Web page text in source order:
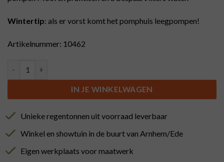
Wintertip: als er vorst komt het pomphuis leegpompen!
Artikelnummer: 10462
IN JE WINKELWAGEN
Unieke regentonnen uit voorraad leverbaar
Winkel en showtuin in de buurt van Arnhem/Ede
Eigen werkplaats voor maatwerk